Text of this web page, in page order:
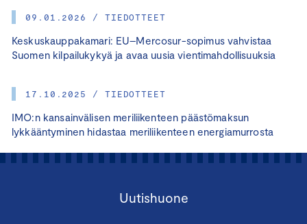
09.01.2026 / TIEDOTTEET
Keskuskauppakamari: EU–Mercosur-sopimus vahvistaa
Suomen kilpailukykyä ja avaa uusia vientimahdollisuuksia
17.10.2025 / TIEDOTTEET
IMO:n kansainvälisen meriliikenteen päästömaksun
lykkääntyminen hidastaa meriliikenteen energiamurrosta
Uutishuone